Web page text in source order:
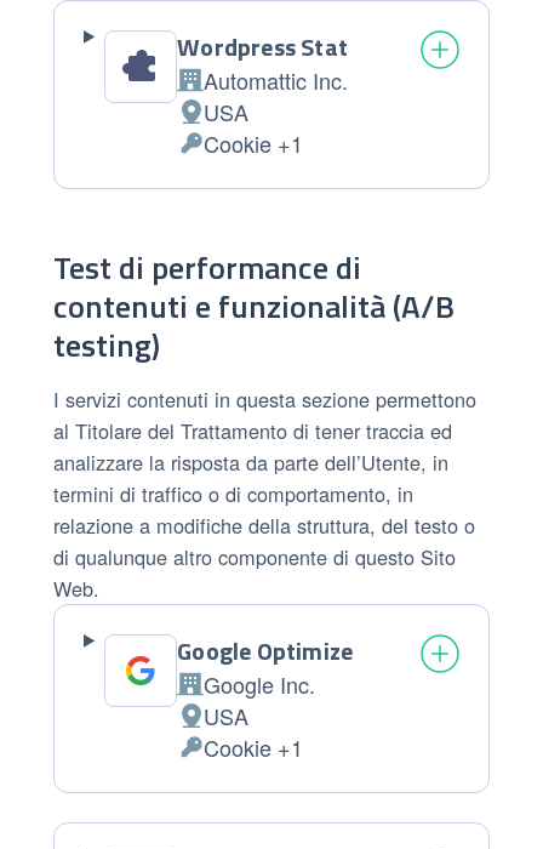
Wordpress Stat
Azienda:
Automattic Inc.
Luogo del trattamento:
USA
Dati Personali trattati:
Cookie +1
Test di performance di
contenuti e funzionalità (A/B
testing)
I servizi contenuti in questa sezione permettono
al Titolare del Trattamento di tener traccia ed
analizzare la risposta da parte dell’Utente, in
termini di traffico o di comportamento, in
relazione a modifiche della struttura, del testo o
di qualunque altro componente di questo Sito
Web.
Google Optimize
Azienda:
Google Inc.
Luogo del trattamento:
USA
Dati Personali trattati:
Cookie +1